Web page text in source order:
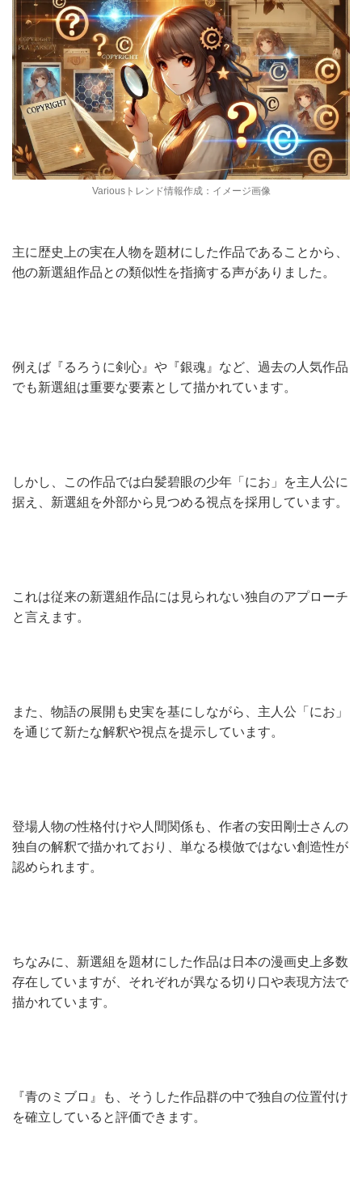
Variousトレンド情報作成：イメージ画像
主に歴史上の実在人物を題材にした作品であることから、
他の新選組作品との類似性を指摘する声がありました。
例えば『るろうに剣心』や『銀魂』など、過去の人気作品
でも新選組は重要な要素として描かれています。
しかし、この作品では白髪碧眼の少年「にお」を主人公に
据え、新選組を外部から見つめる視点を採用しています。
これは従来の新選組作品には見られない独自のアプローチ
と言えます。
また、物語の展開も史実を基にしながら、主人公「にお」
を通じて新たな解釈や視点を提示しています。
登場人物の性格付けや人間関係も、作者の安田剛士さんの
独自の解釈で描かれており、単なる模倣ではない創造性が
認められます。
ちなみに、新選組を題材にした作品は日本の漫画史上多数
存在していますが、それぞれが異なる切り口や表現方法で
描かれています。
『青のミブロ』も、そうした作品群の中で独自の位置付け
を確立していると評価できます。